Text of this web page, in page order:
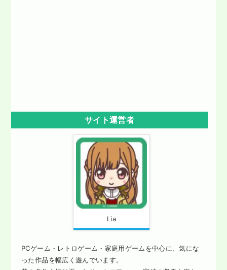
サイト運営者
Lia
PCゲーム・レトロゲーム・家庭用ゲームを中心に、気にな
った作品を幅広く遊んでいます。